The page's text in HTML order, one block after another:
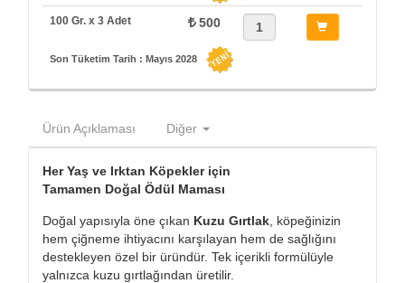
100 Gr. x 3 Adet 500
Son Tüketim Tarih : Mayıs 2028
Ürün Açıklaması Diğer
Her Yaş ve Irktan Köpekler için
Tamamen Doğal Ödül Maması
Doğal yapısıyla öne çıkan Kuzu Gırtlak , köpeğinizin
hem çiğneme ihtiyacını karşılayan hem de sağlığını
destekleyen özel bir üründür. Tek içerikli formülüyle
yalnızca kuzu gırtlağından üretilir.